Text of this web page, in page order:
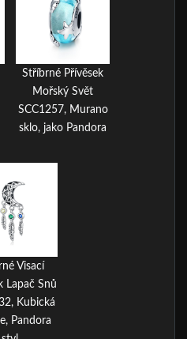
Stříbrné Přívěsek
Mořský Svět
SCC1257, Murano
sklo, jako Pandora
Visací
Lapač Snů
Kubická
Pandora